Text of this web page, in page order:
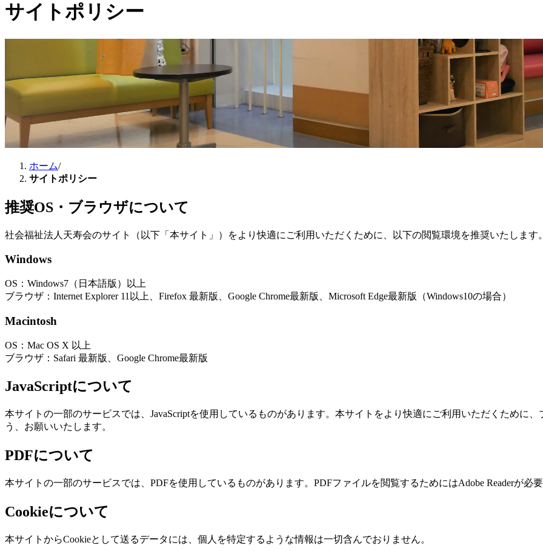
サイトポリシー
ホーム/
サイトポリシー
推奨OS・ブラウザについて
社会福祉法人天寿会のサイト（以下「本サイト」）をより快適にご利用いただくために、以下の閲覧環境を推奨いたします
Windows
OS：Windows7（日本語版）以上
ブラウザ：Internet Explorer 11以上、Firefox 最新版、Google Chrome最新版、Microsoft Edge最新版（Windows10の場合）
Macintosh
OS：Mac OS X 以上
ブラウザ：Safari 最新版、Google Chrome最新版
JavaScriptについて
本サイトの一部のサービスでは、JavaScriptを使用しているものがあります。本サイトをより快適にご利用いただくために
う、お願いいたします。
PDFについて
本サイトの一部のサービスでは、PDFを使用しているものがあります。PDFファイルを閲覧するためにはAdobe Readerが必
Cookieについて
本サイトからCookieとして送るデータには、個人を特定するような情報は一切含んでおりません。